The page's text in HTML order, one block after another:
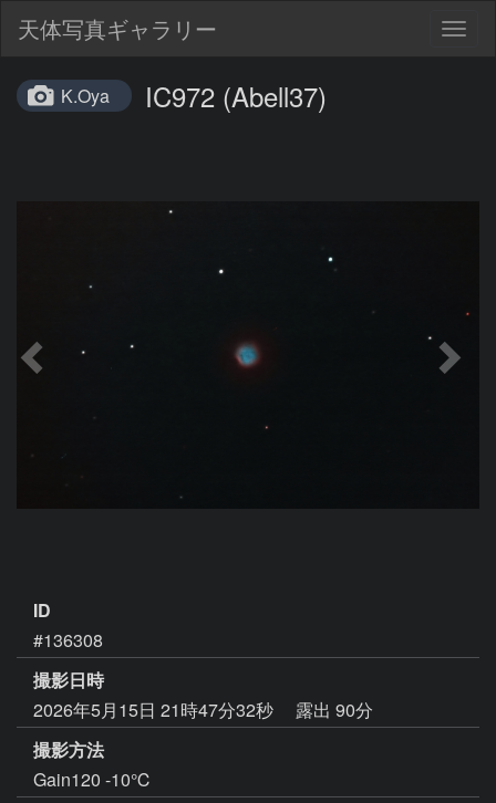
天体写真ギャラリー
K.Oya IC972 (Abell37)
ID
#136308
撮影日時
2026年5月15日 21時47分32秒
露出 90分
撮影方法
Gain120 -10℃